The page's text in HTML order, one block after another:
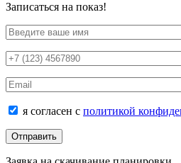
Записаться на показ!
я согласен с политикой